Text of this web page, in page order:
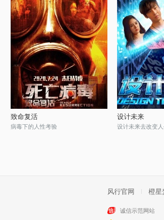
致命复活
病毒下的人性考验
设计未来
设计未来去改变
风行官网 橙星
诚信示范网站